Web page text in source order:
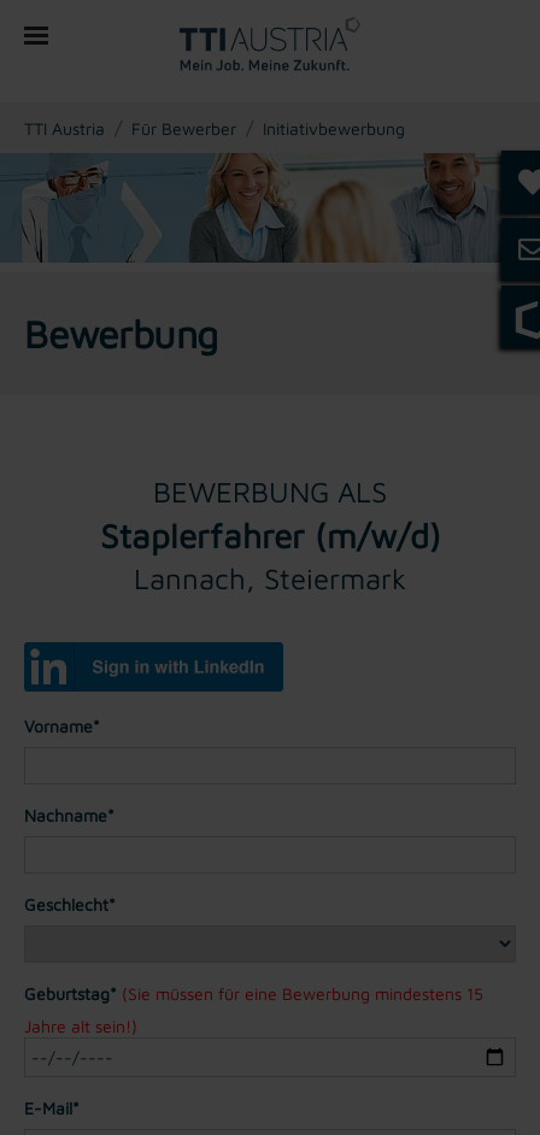
You are here:
TTI Austria Für Bewerber Initiativbewerbung
Bewerbung
BEWERBUNG ALS
Staplerfahrer (m/w/d)
Lannach, Steiermark
Vorname*
Nachname*
Geschlecht*
Geburtstag* (Sie müssen für eine Bewerbung mindestens 15
Jahre alt sein!)
E-Mail*